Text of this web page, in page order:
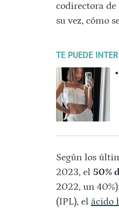
codirectora de
su vez, cómo
TE PUEDE
Según los
2023, el 50%
2022, un
(IPL), el ácido